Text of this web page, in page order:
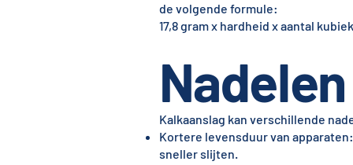
de volgende formule:
17,8 gram x hardheid x aantal
Kalkaanslag kan verschillende
Kortere levensduur van
sneller slijten.